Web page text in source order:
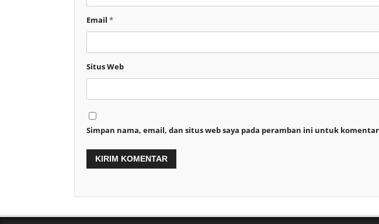
Email *
Situs Web
Simpan nama, email, dan situs web saya pada peramban ini untuk